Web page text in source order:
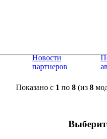
Новости
партнеров
Показано с 1 по 8(из 8